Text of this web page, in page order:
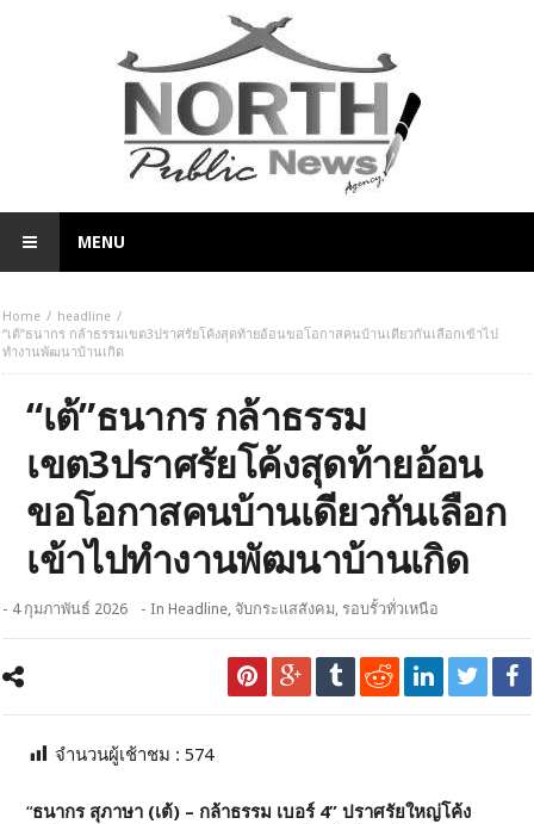
MENU
Home
headline
“เต้”ธนากร กล้าธรรมเขต3ปราศรัยโค้งสุดท้ายอ้อนขอโอกาสคนบ้านเดียวกันเลือกเข้าไป
ทำงานพัฒนาบ้านเกิด
“เต้”ธนากร กล้าธรรม
เขต3ปราศรัยโค้งสุดท้ายอ้อน
ขอโอกาสคนบ้านเดียวกันเลือก
เข้าไปทำงานพัฒนาบ้านเกิด
- 4 กุมภาพันธ์ 2026 - InHeadline, จับกระแสสังคม, รอบรั้วทั่วเหนือ
จำนวนผู้เช้าชม :574
“ธนากร สุภาษา (เต้) – กล้าธรรม เบอร์ 4” ปราศรัยใหญ่โค้ง